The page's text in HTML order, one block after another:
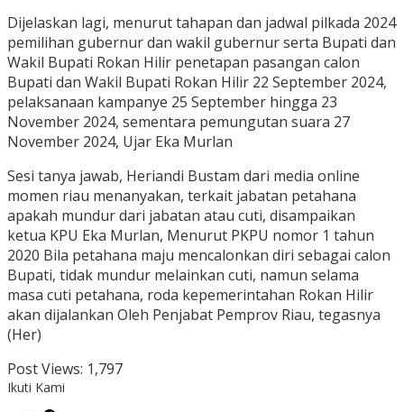
Dijelaskan lagi, menurut tahapan dan jadwal pilkada 2024
pemilihan gubernur dan wakil gubernur serta Bupati dan
Wakil Bupati Rokan Hilir penetapan pasangan calon
Bupati dan Wakil Bupati Rokan Hilir 22 September 2024,
pelaksanaan kampanye 25 September hingga 23
November 2024, sementara pemungutan suara 27
November 2024, Ujar Eka Murlan
Sesi tanya jawab, Heriandi Bustam dari media online
momen riau menanyakan, terkait jabatan petahana
apakah mundur dari jabatan atau cuti, disampaikan
ketua KPU Eka Murlan, Menurut PKPU nomor 1 tahun
2020 Bila petahana maju mencalonkan diri sebagai calon
Bupati, tidak mundur melainkan cuti, namun selama
masa cuti petahana, roda kepemerintahan Rokan Hilir
akan dijalankan Oleh Penjabat Pemprov Riau, tegasnya
(Her)
Post Views: 1,797
Ikuti Kami